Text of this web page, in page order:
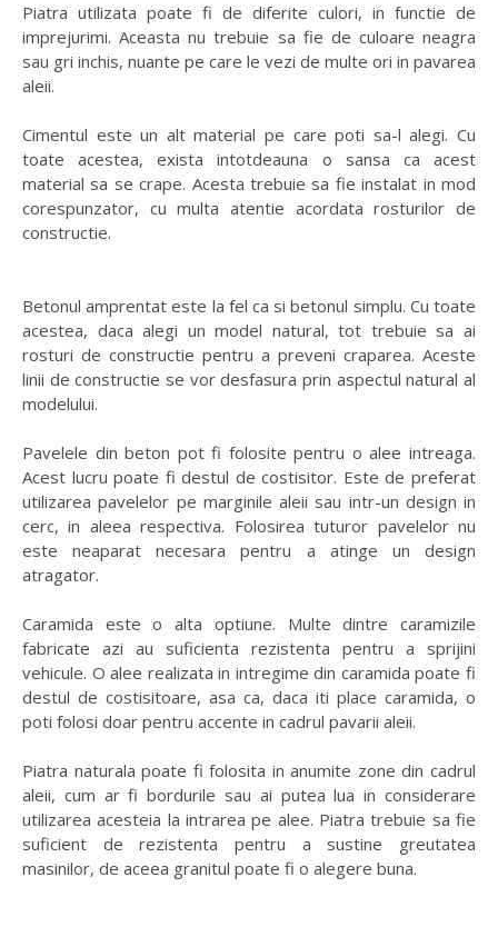
Piatra utilizata poate fi de diferite culori, in functie de
imprejurimi. Aceasta nu trebuie sa fie de culoare neagra
sau gri inchis, nuante pe care le vezi de multe ori in pavarea
aleii.
Cimentul este un alt material pe care poti sa-l alegi. Cu
toate acestea, exista intotdeauna o sansa ca acest
material sa se crape. Acesta trebuie sa fie instalat in mod
corespunzator, cu multa atentie acordata rosturilor de
constructie.
Betonul amprentat este la fel ca si betonul simplu. Cu toate
acestea, daca alegi un model natural, tot trebuie sa ai
rosturi de constructie pentru a preveni craparea. Aceste
linii de constructie se vor desfasura prin aspectul natural al
modelului.
Pavelele din beton pot fi folosite pentru o alee intreaga.
Acest lucru poate fi destul de costisitor. Este de preferat
utilizarea pavelelor pe marginile aleii sau intr-un design in
cerc, in aleea respectiva. Folosirea tuturor pavelelor nu
este neaparat necesara pentru a atinge un design
atragator.
Caramida este o alta optiune. Multe dintre caramizile
fabricate azi au suficienta rezistenta pentru a sprijini
vehicule. O alee realizata in intregime din caramida poate fi
destul de costisitoare, asa ca, daca iti place caramida, o
poti folosi doar pentru accente in cadrul pavarii aleii.
Piatra naturala poate fi folosita in anumite zone din cadrul
aleii, cum ar fi bordurile sau ai putea lua in considerare
utilizarea acesteia la intrarea pe alee. Piatra trebuie sa fie
suficient de rezistenta pentru a sustine greutatea
masinilor, de aceea granitul poate fi o alegere buna.